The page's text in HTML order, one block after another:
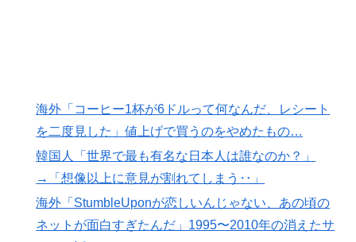
海外「コーヒー1杯が6ドルって何なんだ、レシート
を二度見した」値上げで買うのをやめたもの…
韓国人「世界で最も有名な日本人は誰なのか？」
→「想像以上に意見が割れてしまう‥」
海外「StumbleUponが恋しいんじゃない、あの頃の
ネットが面白すぎたんだ」1995〜2010年の消えたサ